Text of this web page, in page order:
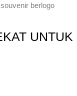
berlogo
UNTUK